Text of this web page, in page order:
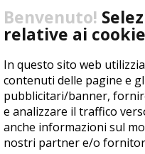
Benvenuto!
relative ai cookie
In questo sito web
contenuti delle pagine e
pubblicitari/banner,
e analizzare il traffico
anche informazioni sul
nostri partner e/o
Copyright © 2017
Condizioni di vendita |